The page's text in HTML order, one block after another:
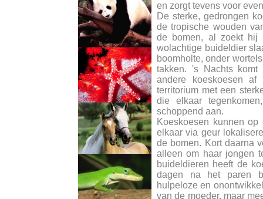
en zorgt tevens voor
De sterke, gedrongen
de tropische wouden
de bomen, al zoekt hij
wolachtige buideldier
boomholte, onder
takken. 's Nachts
andere koeskoesen
territorium met een
die elkaar
schoppend aan.
Koeskoesen kunnen
elkaar via geur
de bomen. Kort daarna
alleen om haar jongen
buideldieren heeft de
dagen na het paren
hulpeloze en
van de moeder, maar